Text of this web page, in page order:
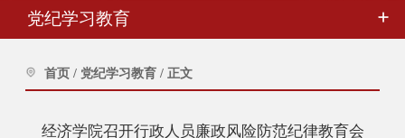
党纪学习教育
首页 / 党纪学习教育 / 正文
经济学院召开行政人员廉政风险防范纪律教育会